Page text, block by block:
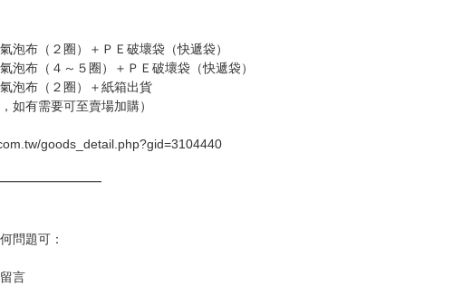
泡布（２圈）＋ＰＥ破壞袋（快遞袋）
泡布（４～５圈）＋ＰＥ破壞袋（快遞袋）
布（２圈）＋紙箱出貨
如有需要可至賣場加購）
goods_detail.php?gid=3104440
問題可：
言